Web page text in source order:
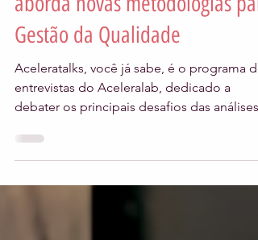
Primeiro Aceleratalks do ano
aborda novas metodologias para
Gestão da Qualidade
clínicas. E...